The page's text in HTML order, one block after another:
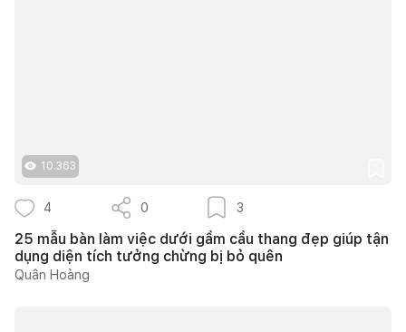
10.363
4 0 3
25 mẫu bàn làm việc dưới gầm cầu thang đẹp giúp tận
dụng diện tích tưởng chừng bị bỏ quên
Quân Hoàng